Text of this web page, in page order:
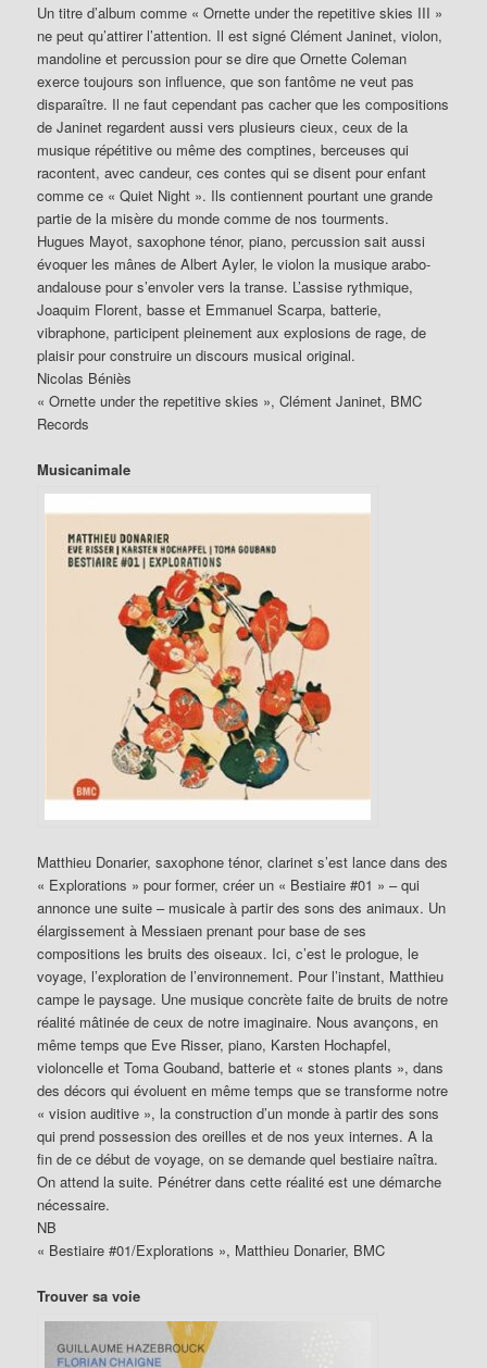
Un titre d’album comme « Ornette under the repetitive skies III »
ne peut qu’attirer l’attention. Il est signé Clément Janinet, violon,
mandoline et percussion pour se dire que Ornette Coleman
exerce toujours son influence, que son fantôme ne veut pas
disparaître. Il ne faut cependant pas cacher que les compositions
de Janinet regardent aussi vers plusieurs cieux, ceux de la
musique répétitive ou même des comptines, berceuses qui
racontent, avec candeur, ces contes qui se disent pour enfant
comme ce « Quiet Night ». Ils contiennent pourtant une grande
partie de la misère du monde comme de nos tourments.
Hugues Mayot, saxophone ténor, piano, percussion sait aussi
évoquer les mânes de Albert Ayler, le violon la musique arabo-
andalouse pour s’envoler vers la transe. L’assise rythmique,
Joaquim Florent, basse et Emmanuel Scarpa, batterie,
vibraphone, participent pleinement aux explosions de rage, de
plaisir pour construire un discours musical original.
Nicolas Béniès
« Ornette under the repetitive skies », Clément Janinet, BMC
Records
Musicanimale
Matthieu Donarier, saxophone ténor, clarinet s’est lance dans des
« Explorations » pour former, créer un « Bestiaire #01 » – qui
annonce une suite – musicale à partir des sons des animaux. Un
élargissement à Messiaen prenant pour base de ses
compositions les bruits des oiseaux. Ici, c’est le prologue, le
voyage, l’exploration de l’environnement. Pour l’instant, Matthieu
campe le paysage. Une musique concrète faite de bruits de notre
réalité mâtinée de ceux de notre imaginaire. Nous avançons, en
même temps que Eve Risser, piano, Karsten Hochapfel,
violoncelle et Toma Gouband, batterie et « stones plants », dans
des décors qui évoluent en même temps que se transforme notre
« vision auditive », la construction d’un monde à partir des sons
qui prend possession des oreilles et de nos yeux internes. A la
fin de ce début de voyage, on se demande quel bestiaire naîtra.
On attend la suite. Pénétrer dans cette réalité est une démarche
nécessaire.
NB
« Bestiaire #01/Explorations », Matthieu Donarier, BMC
Trouver sa voie